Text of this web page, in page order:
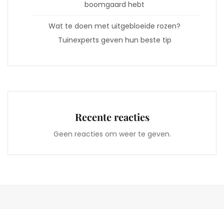
boomgaard hebt
Wat te doen met uitgebloeide rozen?
Tuinexperts geven hun beste tip
Recente reacties
Geen reacties om weer te geven.